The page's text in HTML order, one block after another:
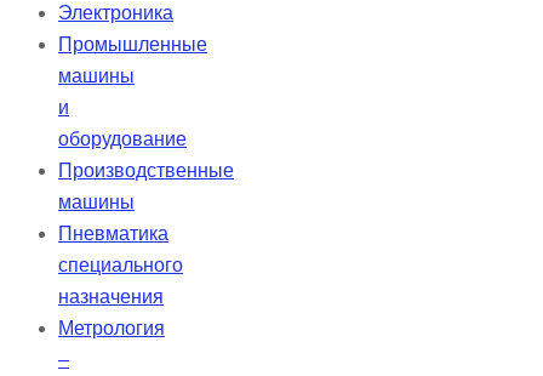
Электроника
Промышленные
машины
и
оборудование
Производственные
машины
Пневматика
специального
назначения
Метрология
–